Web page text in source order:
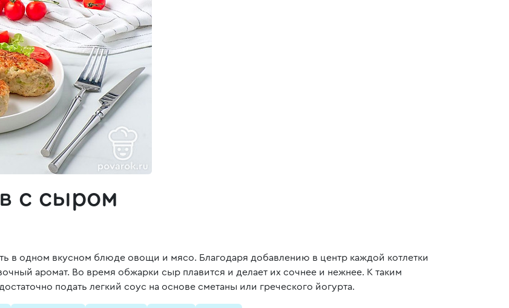
с сыром
в одном вкусном блюде овощи и мясо. Благодаря добавлению в центр каждой котлетки
аромат. Во время обжарки сыр плавится и делает их сочнее и нежнее. К таким
подать легкий соус на основе сметаны или греческого йогурта.